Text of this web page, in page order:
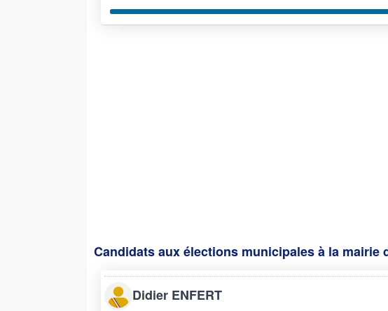
Candidats aux élections municipales à la mairie
Didier ENFERT